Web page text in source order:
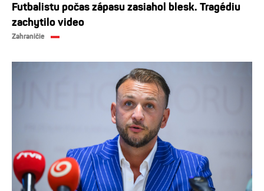
Futbalistu počas zápasu zasiahol blesk. Tragédiu
zachytilo video
Zahraničie